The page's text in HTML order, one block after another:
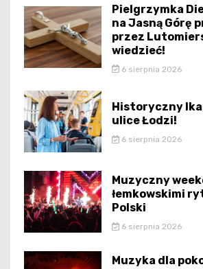
Pielgrzymka
na Jasną Górę
przez
wiedzieć!
6 sierpnia 2026
Historyczny
ulice Łodzi!
6 sierpnia 2026
Muzyczny
łemkowskimi
Polski
6 sierpnia 2026
Muzyka dla